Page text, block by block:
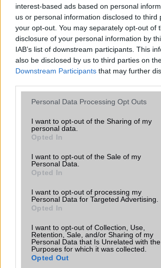
interest-based ads based on personal
us or personal information disclosed to third
your opt-out. You may separately opt-out of
disclosure of your personal information by
IAB’s list of downstream participants. This
also be disclosed by us to third parties on
Downstream Participants that may further
Please note that this website/app uses one
not limited to your visit or usage behaviour.
grant or deny consent to Google and its
use your data for below specified purposes
consent section.
Personal Data Processing Opt Outs
I want to opt-out of the Sharing of my
personal data.
Opted In
I want to opt-out of the Sale of my
Personal Data.
Opted In
I want to opt-out of processing my
Personal Data for Targeted Advertising.
Opted In
I want to opt-out of Collection, Use,
Retention, Sale, and/or Sharing of my
Personal Data that Is Unrelated with the
Purposes for which it was collected.
Opted Out
2002-10-30 9:49:23 PM
A vélemények érdekesek, csak hát... Vegyem vagy
valaki le tudná írni a tapasztalatát, mert már van
egy ilyen készüléke, hálás lennék! Tudom:
azt szeretei, akinek Ericsonja, az azt dícséri.
a kettõ, de a T29s-emet lecseréljem-e? 60e Ft -
Logan
2002-11-3 3:27:41 AM
Volt szerencsém kicsit közelebbröl megnézni és
picit húzós az ára. Vékony,könnyü,nagyon
egyszerü,de nagyszerü. Ennyi pénzért tényleg
le fogom cserélni. Ha vkit érdekel,kicsit olcsóbban
Tippancs@mailbox.hu. Zsirújjak és kártya
cwick
2002-11-29 11:39:51 AM